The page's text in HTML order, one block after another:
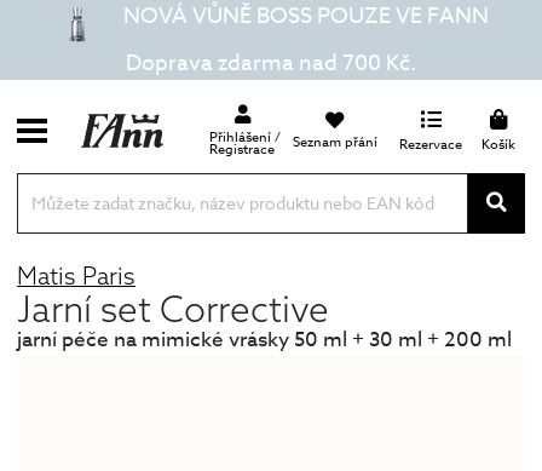
NOVÁ VŮNĚ BOSS POUZE VE FANN
Doprava zdarma nad 700 Kč.
Přihlášení /
Registrace Seznam přání Rezervace Košík
Matis Paris
Jarní set Corrective
jarní péče na mimické vrásky 50 ml + 30 ml + 200 ml